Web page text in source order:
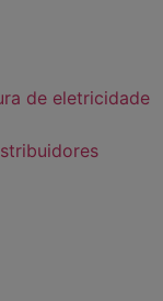
de eletricidade